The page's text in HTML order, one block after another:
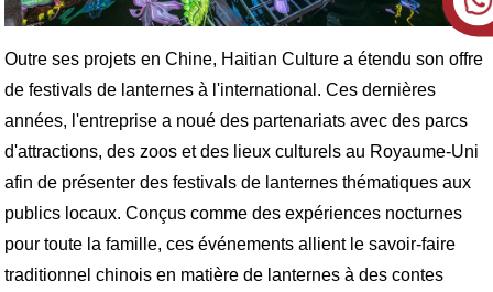
Outre ses projets en Chine, Haitian Culture a étendu son offre
de festivals de lanternes à l'international. Ces dernières
années, l'entreprise a noué des partenariats avec des parcs
d'attractions, des zoos et des lieux culturels au Royaume-Uni
afin de présenter des festivals de lanternes thématiques aux
publics locaux. Conçus comme des expériences nocturnes
pour toute la famille, ces événements allient le savoir-faire
traditionnel chinois en matière de lanternes à des contes